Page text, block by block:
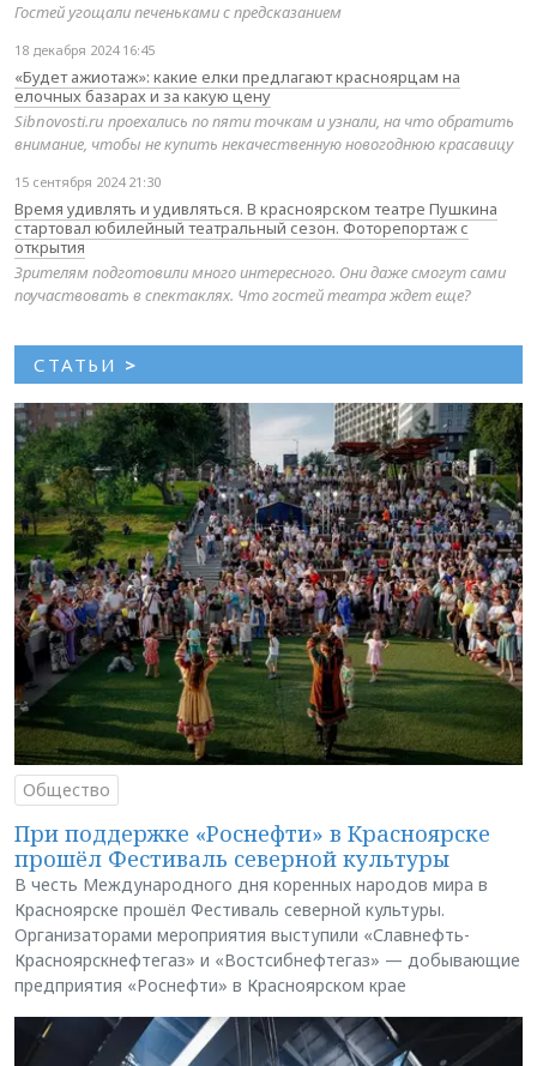
Гостей угощали печеньками с предсказанием
18 декабря 2024 16:45
«Будет ажиотаж»: какие елки предлагают красноярцам на
елочных базарах и за какую цену
Sibnovosti.ru проехались по пяти точкам и узнали, на что обратить
внимание, чтобы не купить некачественную новогоднюю красавицу
15 сентября 2024 21:30
Время удивлять и удивляться. В красноярском театре Пушкина
стартовал юбилейный театральный сезон. Фоторепортаж с
открытия
Зрителям подготовили много интересного. Они даже смогут сами
поучаствовать в спектаклях. Что гостей театра ждет еще?
СТАТЬИ >
Общество
При поддержке «Роснефти» в Красноярске
прошёл Фестиваль северной культуры
В честь Международного дня коренных народов мира в
Красноярске прошёл Фестиваль северной культуры.
Организаторами мероприятия выступили «Славнефть-
Красноярскнефтегаз» и «Востсибнефтегаз» — добывающие
предприятия «Роснефти» в Красноярском крае